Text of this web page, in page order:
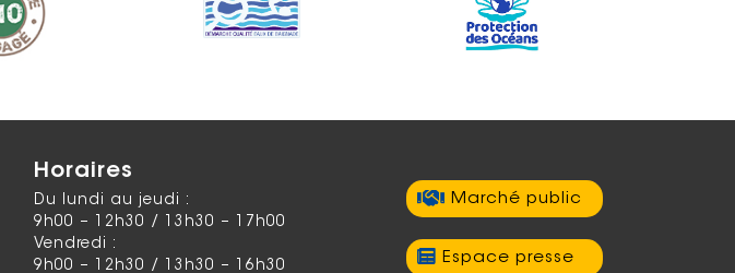
Horaires
Du lundi au jeudi :
9h00 – 12h30 / 13h30 – 17h00
Vendredi :
9h00 – 12h30 / 13h30 – 16h30
Marché public
Espace presse